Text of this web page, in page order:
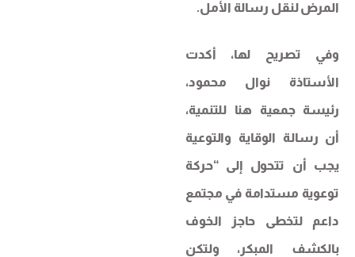
المرض لنقل رسالة الأمل.
وفي تصريح لها، أكدت
الأستاذة نوال محمود،
رئيسة جمعية هنا للتنمية،
أن رسالة الوقاية والتوعية
يجب أن تتحول إلى “حركة
توعوية مستدامة في مجتمع
داعم لتخطى حاجز الخوف
بالكشف المبكر، ولتكن